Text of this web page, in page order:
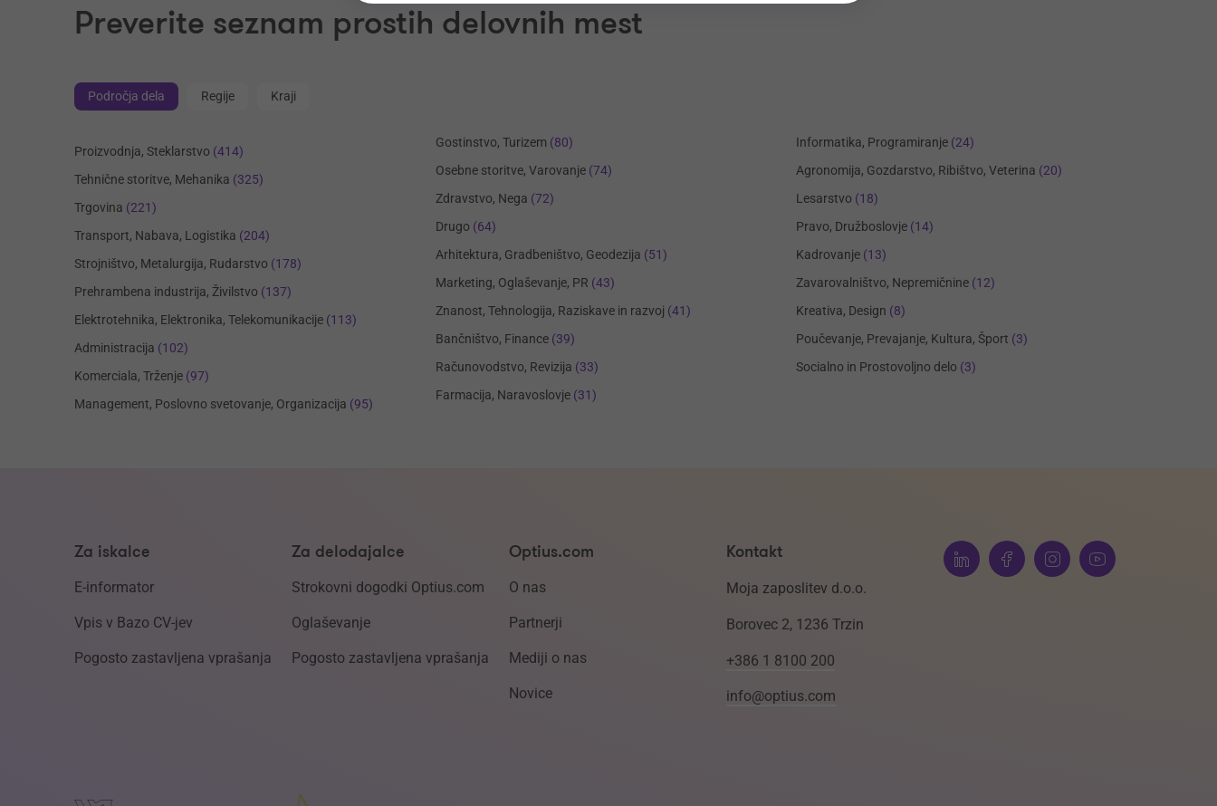
Preverite seznam prostih delovnih mest
Področja dela Regije Kraji
Proizvodnja, Steklarstvo (414)
Tehnične storitve, Mehanika (325)
Trgovina (221)
Transport, Nabava, Logistika (204)
Strojništvo, Metalurgija, Rudarstvo (178)
Prehrambena industrija, Živilstvo (137)
Elektrotehnika, Elektronika, Telekomunikacije (113)
Administracija (102)
Komerciala, Trženje (97)
Management, Poslovno svetovanje, Organizacija (95)
Gostinstvo, Turizem (80)
Osebne storitve, Varovanje (74)
Zdravstvo, Nega (72)
Drugo (64)
Arhitektura, Gradbeništvo, Geodezija (51)
Marketing, Oglaševanje, PR (43)
Znanost, Tehnologija, Raziskave in razvoj (41)
Bančništvo, Finance (39)
Računovodstvo, Revizija (33)
Farmacija, Naravoslovje (31)
Informatika, Programiranje (24)
Agronomija, Gozdarstvo, Ribištvo, Veterina (20)
Lesarstvo (18)
Pravo, Družboslovje (14)
Kadrovanje (13)
Zavarovalništvo, Nepremičnine (12)
Kreativa, Design (8)
Poučevanje, Prevajanje, Kultura, Šport (3)
Socialno in Prostovoljno delo (3)
Za iskalce
E-informator
Vpis v Bazo CV-jev
Pogosto zastavljena vprašanja
Za delodajalce
Strokovni dogodki Optius.com
Oglaševanje
Pogosto zastavljena vprašanja
Optius.com
O nas
Partnerji
Mediji o nas
Novice
Kontakt
Moja zaposlitev d.o.o.
Borovec 2, 1236 Trzin
+386 1 8100 200
info@optius.com